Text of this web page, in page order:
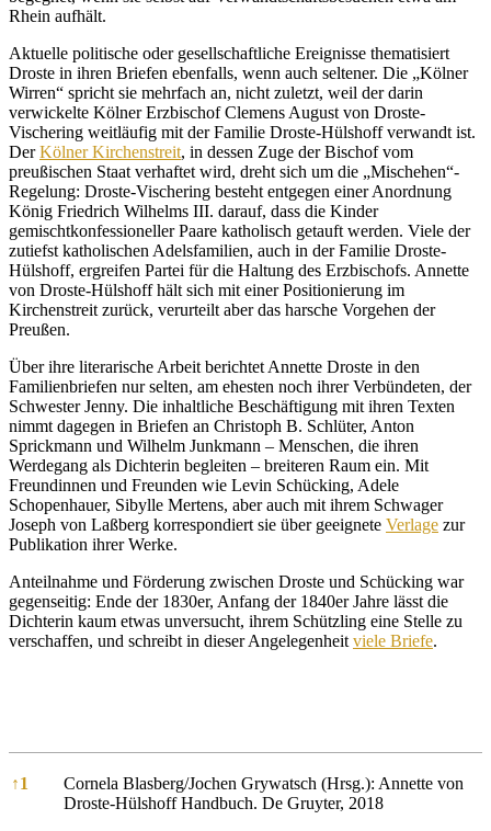
Rhein aufhält.
Aktuelle politische oder gesellschaftliche Ereignisse thematisiert
Droste in ihren Briefen ebenfalls, wenn auch seltener. Die „Kölner
Wirren“ spricht sie mehrfach an, nicht zuletzt, weil der darin
verwickelte Kölner Erzbischof Clemens August von Droste-
Vischering weitläufig mit der Familie Droste-Hülshoff verwandt ist.
DerKölner Kirchenstreit, in dessen Zuge der Bischof vom
preußischen Staat verhaftet wird, dreht sich um die „Mischehen“-
Regelung: Droste-Vischering besteht entgegen einer Anordnung
König Friedrich Wilhelms III. darauf, dass die Kinder
gemischtkonfessioneller Paare katholisch getauft werden. Viele der
zutiefst katholischen Adelsfamilien, auch in der Familie Droste-
Hülshoff, ergreifen Partei für die Haltung des Erzbischofs. Annette
von Droste-Hülshoff hält sich mit einer Positionierung im
Kirchenstreit zurück, verurteilt aber das harsche Vorgehen der
Preußen.
Über ihre literarische Arbeit berichtet Annette Droste in den
Familienbriefen nur selten, am ehesten noch ihrer Verbündeten, der
Schwester Jenny. Die inhaltliche Beschäftigung mit ihren Texten
nimmt dagegen in Briefen an Christoph B. Schlüter, Anton
Sprickmann und Wilhelm Junkmann – Menschen, die ihren
Werdegang als Dichterin begleiten – breiteren Raum ein. Mit
Freundinnen und Freunden wie Levin Schücking, Adele
Schopenhauer, Sibylle Mertens, aber auch mit ihrem Schwager
Joseph von Laßberg korrespondiert sie über geeignete Verlage zur
Publikation ihrer Werke.
Anteilnahme und Förderung zwischen Droste und Schücking war
gegenseitig: Ende der 1830er, Anfang der 1840er Jahre lässt die
Dichterin kaum etwas unversucht, ihrem Schützling eine Stelle zu
verschaffen, und schreibt in dieser Angelegenheit viele Briefe.
References
↑1
Cornela Blasberg/Jochen Grywatsch (Hrsg.): Annette von
Droste-Hülshoff Handbuch. De Gruyter, 2018